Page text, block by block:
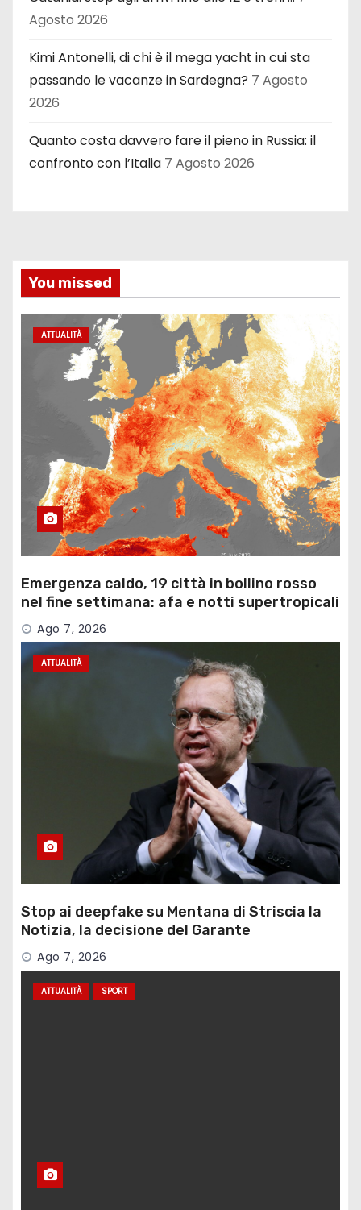
Agosto 2026
Kimi Antonelli, di chi è il mega yacht in cui sta
passando le vacanze in Sardegna? 7 Agosto
2026
Quanto costa davvero fare il pieno in Russia: il
confronto con l’Italia 7 Agosto 2026
You missed
ATTUALITÀ
Emergenza caldo, 19 città in bollino rosso
nel fine settimana: afa e notti supertropicali
… Ago 7, 2026
ATTUALITÀ
Stop ai deepfake su Mentana di Striscia la
Notizia, la decisione del Garante
Ago 7, 2026
ATTUALITÀ SPORT